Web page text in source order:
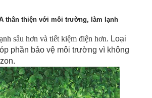
thân thiện với môi trường, làm lạnh
sâu hơn và tiết kiệm điện hơn. Loại
phần bảo vệ môi trường vì không